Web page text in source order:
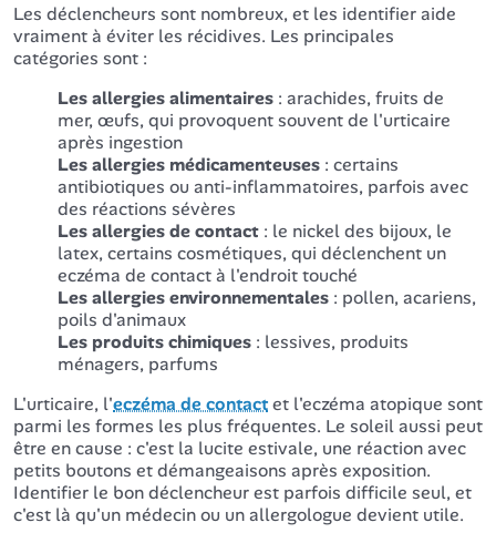
Les déclencheurs sont nombreux, et les identifier aide
vraiment à éviter les récidives. Les principales
catégories sont :
Les allergies alimentaires : arachides, fruits de
mer, œufs, qui provoquent souvent de l'urticaire
après ingestion
Les allergies médicamenteuses : certains
antibiotiques ou anti-inflammatoires, parfois avec
des réactions sévères
Les allergies de contact : le nickel des bijoux, le
latex, certains cosmétiques, qui déclenchent un
eczéma de contact à l'endroit touché
Les allergies environnementales : pollen, acariens,
poils d'animaux
Les produits chimiques : lessives, produits
ménagers, parfums
L'urticaire, l'eczéma de contactet l'eczéma atopique sont
parmi les formes les plus fréquentes. Le soleil aussi peut
être en cause : c'est la lucite estivale, une réaction avec
petits boutons et démangeaisons après exposition.
Identifier le bon déclencheur est parfois difficile seul, et
c'est là qu'un médecin ou un allergologue devient utile.